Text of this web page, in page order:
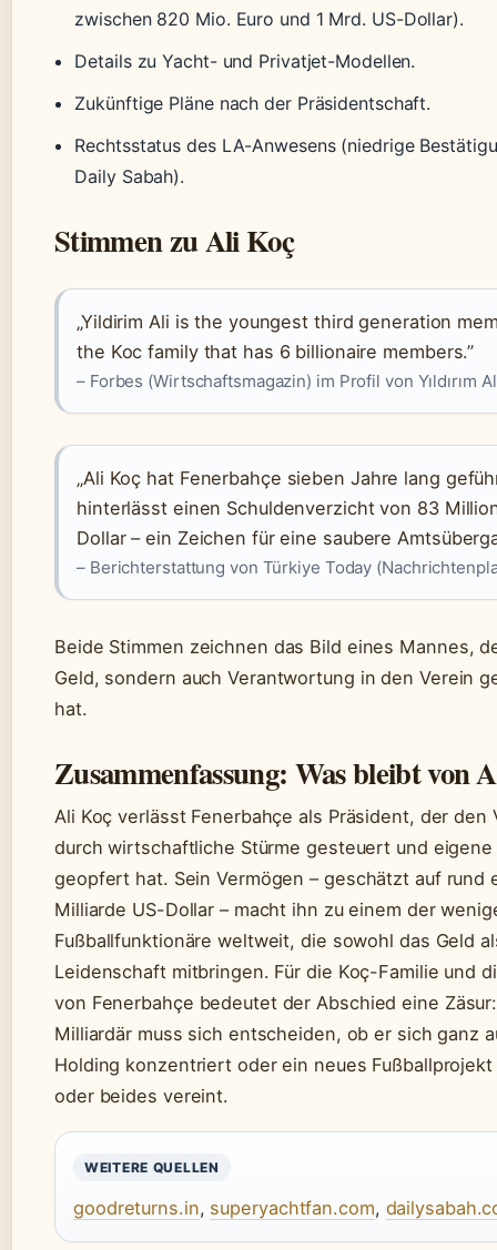
zwischen 820 Mio. Euro und 1 Mrd. US-Dollar).
Details zu Yacht- und Privatjet-Modellen.
Zukünftige Pläne nach der Präsidentschaft.
Rechtsstatus des LA-Anwesens (niedrige
Daily Sabah).
Stimmen zu Ali Koç
„Yildirim Ali is the youngest third generation
the Koc family that has 6 billionaire members.”
– Forbes (Wirtschaftsmagazin) im Profil von Yıldırım
„Ali Koç hat Fenerbahçe sieben Jahre lang
hinterlässt einen Schuldenverzicht von 83
Dollar – ein Zeichen für eine saubere
– Berichterstattung von Türkiye Today
Beide Stimmen zeichnen das Bild eines Mannes,
Geld, sondern auch Verantwortung in den Verein
hat.
Zusammenfassung: Was bleibt von
Ali Koç verlässt Fenerbahçe als Präsident, der den
durch wirtschaftliche Stürme gesteuert und
geopfert hat. Sein Vermögen – geschätzt auf rund
Milliarde US-Dollar – macht ihn zu einem der
Fußballfunktionäre weltweit, die sowohl das Geld
Leidenschaft mitbringen. Für die Koç-Familie und
von Fenerbahçe bedeutet der Abschied eine
Milliardär muss sich entscheiden, ob er sich ganz
Holding konzentriert oder ein neues
oder beides vereint.
WEITERE QUELLEN
goodreturns.in, superyachtfan.com,